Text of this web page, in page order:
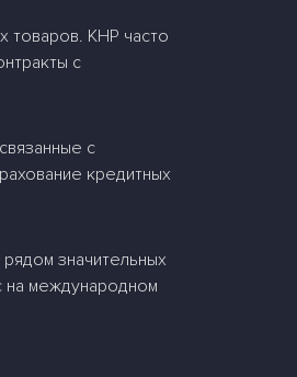
товаров. КНР часто
с
с
кредитных
значительных
на международном